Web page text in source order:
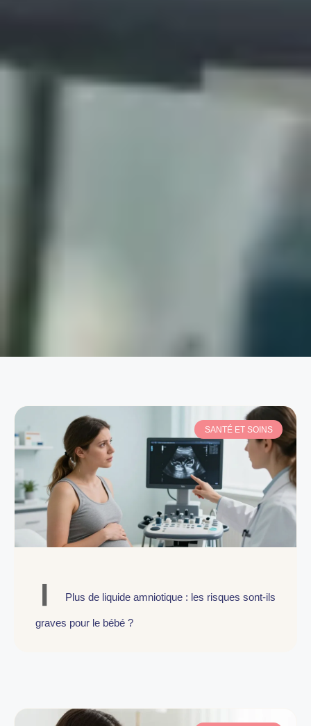
SANTÉ ET SOINS
Plus de liquide amniotique : les risques sont-ils
graves pour le bébé ?